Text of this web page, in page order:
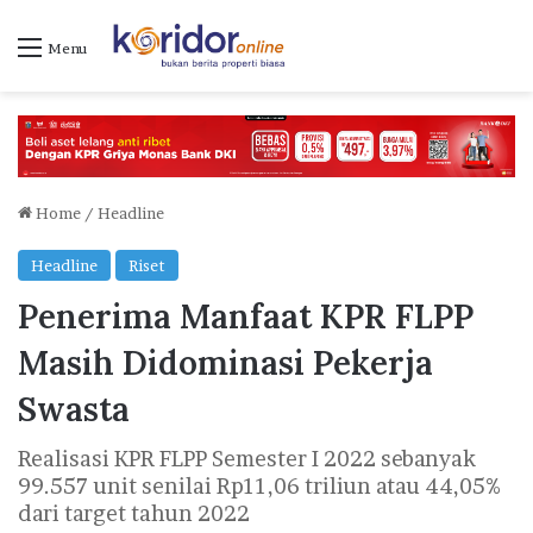
Menu
Home / Headline
Headline Riset
Penerima Manfaat KPR FLPP
Masih Didominasi Pekerja
Swasta
Realisasi KPR FLPP Semester I 2022 sebanyak
99.557 unit senilai Rp11,06 triliun atau 44,05%
dari target tahun 2022